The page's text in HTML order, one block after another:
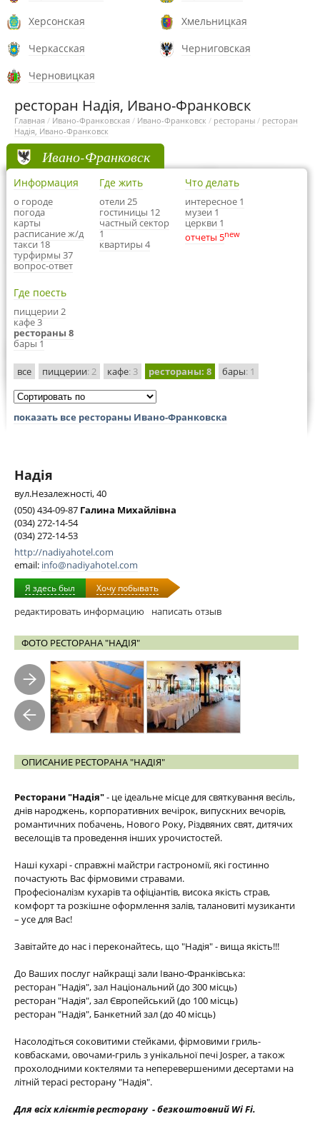
Херсонская
Хмельницкая
Черкасская
Черниговская
Черновицкая
ресторан Надія, Ивано-Франковск
Главная / Ивано-Франковская / Ивано-Франковск / рестораны / ресторан
Надія, Ивано-Франковск
Ивано-Франковск
Информация
о городе
погода
карты
расписание ж/д
такси 18
турфирмы 37
вопрос-ответ
Где жить
отели 25
гостиницы 12
частный сектор
1
квартиры 4
Что делать
интересное 1
музеи 1
церкви 1
отчеты 5new
Где поесть
пиццерии 2
кафе 3
рестораны 8
бары 1
все пиццерии: 2 кафе: 3 рестораны: 8 бары: 1
показать все рестораны Ивано-Франковска
Надія
вул.Незалежності, 40
(050) 434-09-87 Галина Михайлівна
(034) 272-14-54
(034) 272-14-53
http://nadiyahotel.com
email: info@nadiyahotel.com
Я здесь был Хочу побывать
редактировать информацию написать отзыв
ФОТО РЕСТОРАНА "НАДІЯ"
ОПИСАНИЕ РЕСТОРАНА "НАДІЯ"
Ресторани "Надія"- це ідеальне місце для святкування весіль,
днів народжень, корпоративних вечірок, випускних вечорів,
романтичних побачень, Нового Року, Різдвяних свят, дитячих
веселощів та проведення інших урочистостей.
Наші кухарі - справжні майстри гастрономії, які гостинно
почастують Вас фірмовими стравами.
Професіоналізм кухарів та офіціантів, висока якість страв,
комфорт та розкішне оформлення залів, талановиті музиканти
– усе для Вас!
Завітайте до нас і переконайтесь, що "Надія" - вища якість!!!
До Ваших послуг найкращі зали Івано-Франківська:
ресторан "Надія", зал Національний (до 300 місць)
ресторан "Надія", зал Європейський (до 100 місць)
ресторан "Надія", Банкетний зал (до 40 місць)
Насолодіться соковитими стейками, фірмовими гриль-
ковбасками, овочами-гриль з унікальної печі Josper, а також
прохолодними коктелями та неперевершеними десертами на
літній терасі ресторану "Надія".
Для всіх клієнтів ресторану - безкоштовний Wi Fi.